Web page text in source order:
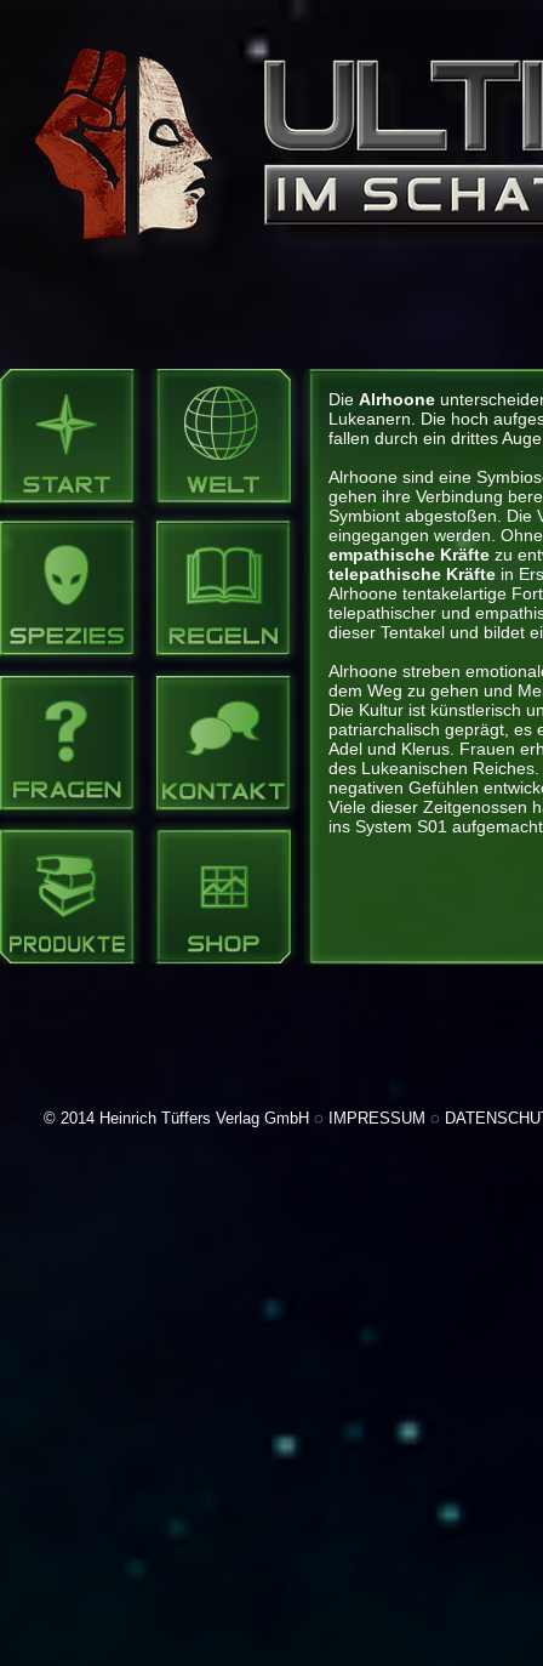
Die Alrhoone
Lukeanern. Die hoch
fallen durch ein drittes
Alrhoone sind eine
gehen ihre Verbindung
Symbiont abgestoßen. Die
eingegangen werden.
empathische Kräfte zu
telepathische Kräfte in
Alrhoone tentakelartige
telepathischer und
dieser Tentakel und bildet
Alrhoone streben
dem Weg zu gehen und
Die Kultur ist künstlerisch
patriarchalisch geprägt, es
Adel und Klerus. Frauen
des Lukeanischen
negativen Gefühlen
Viele dieser Zeitgenossen
ins System S01
© 2014 Heinrich Tüffers Verlag GmbH ◌ IMPRESSUM ◌